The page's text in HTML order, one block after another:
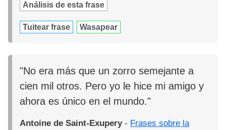
Análisis de esta frase
Tuitear frase Wasapear
"No era más que un zorro semejante a
cien mil otros. Pero yo le hice mi amigo y
ahora es único en el mundo."
Antoine de Saint-Exupery- Frases sobre la